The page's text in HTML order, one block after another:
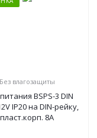
Без влагозащиты
BSPS-3 DIN
IP20 на DIN-рейку,
пласт.корп. 8А